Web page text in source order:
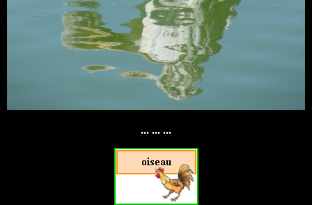
... ... ...